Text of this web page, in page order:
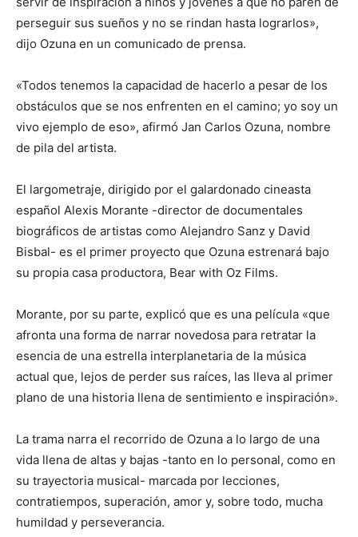
perseguir sus sueños y no se rindan hasta lograrlos»,
dijo Ozuna en un comunicado de prensa.
«Todos tenemos la capacidad de hacerlo a pesar de los
obstáculos que se nos enfrenten en el camino; yo soy un
vivo ejemplo de eso», afirmó Jan Carlos Ozuna, nombre
de pila del artista.
El largometraje, dirigido por el galardonado cineasta
español Alexis Morante -director de documentales
biográficos de artistas como Alejandro Sanz y David
Bisbal- es el primer proyecto que Ozuna estrenará bajo
su propia casa productora, Bear with Oz Films.
Morante, por su parte, explicó que es una película «que
afronta una forma de narrar novedosa para retratar la
esencia de una estrella interplanetaria de la música
actual que, lejos de perder sus raíces, las lleva al primer
plano de una historia llena de sentimiento e inspiración».
La trama narra el recorrido de Ozuna a lo largo de una
vida llena de altas y bajas -tanto en lo personal, como en
su trayectoria musical- marcada por lecciones,
contratiempos, superación, amor y, sobre todo, mucha
humildad y perseverancia.